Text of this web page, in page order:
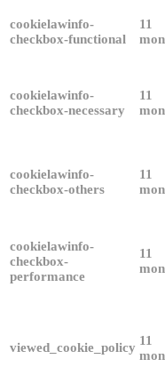
cookielawinfo-
checkbox-functional
11
cookielawinfo-
checkbox-necessary
11
cookielawinfo-
checkbox-others
11
cookielawinfo-
checkbox-
performance
11
viewed_cookie_policy 11